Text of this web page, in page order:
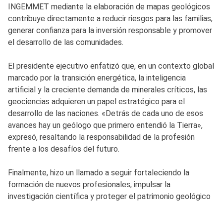
INGEMMET mediante la elaboración de mapas geológicos
contribuye directamente a reducir riesgos para las familias,
generar confianza para la inversión responsable y promover
el desarrollo de las comunidades.
El presidente ejecutivo enfatizó que, en un contexto global
marcado por la transición energética, la inteligencia
artificial y la creciente demanda de minerales críticos, las
geociencias adquieren un papel estratégico para el
desarrollo de las naciones. «Detrás de cada uno de esos
avances hay un geólogo que primero entendió la Tierra»,
expresó, resaltando la responsabilidad de la profesión
frente a los desafíos del futuro.
Finalmente, hizo un llamado a seguir fortaleciendo la
formación de nuevos profesionales, impulsar la
investigación científica y proteger el patrimonio geológico